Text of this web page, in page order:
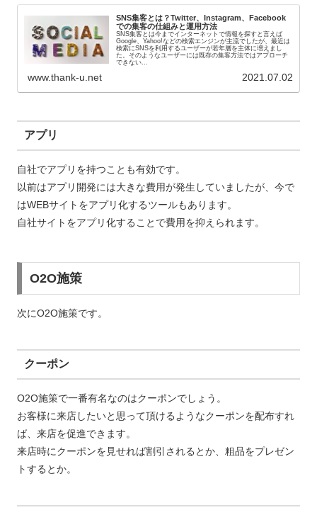
SNS集客とは？Twitter、Instagram、Facebook
での集客の仕組みと運用方法
SNS集客とは今までインターネットで情報を探すと言えば
Google、Yahoo!などの検索エンジンが主流でしたが、最近は
検索にSNSを利用するユーザーが若年層を主体に増えまし
た。そのようなユーザーには既存の集客方法ではアプローチ
できない...
www.thank-u.net 2021.07.02
アプリ
自社でアプリを持つことも有効です。
以前はアプリ開発には大きな費用が発生していましたが、今で
はWEBサイトをアプリ化するツールもあります。
自社サイトをアプリ化することで費用を抑えられます。
O2O施策
次にO2O施策です。
クーポン
O2O施策で一番有名なのはクーポンでしょう。
お客様に来店したいと思って頂けるようなクーポンを配布すれ
ば、来店を促進できます。
来店時にクーポンを見せれば割引されるとか、粗品をプレゼン
トするとか。